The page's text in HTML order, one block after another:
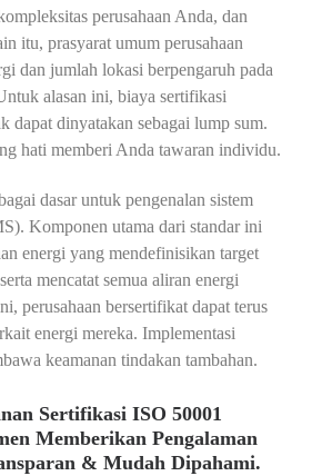
perusahaan Anda, dan
itu, prasyarat umum perusahaan
dan jumlah lokasi berpengaruh pada
alasan ini, biaya sertifikasi
dapat dinyatakan sebagai lump sum.
hati memberi Anda tawaran individu.
dasar untuk pengenalan sistem
Komponen utama dari standar ini
energi yang mendefinisikan target
mencatat semua aliran energi
perusahaan bersertifikat dapat terus
energi mereka. Implementasi
keamanan tindakan tambahan.
Sertifikasi ISO 50001
Memberikan Pengalaman
& Mudah Dipahami.